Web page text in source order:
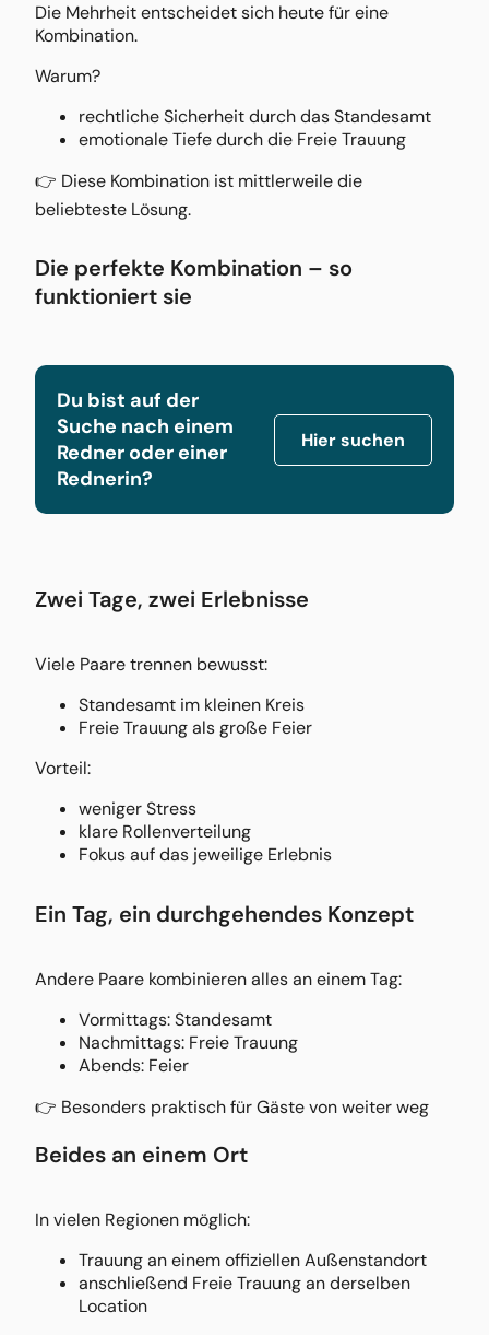
Die Mehrheit entscheidet sich heute für eine
Kombination.
Warum?
rechtliche Sicherheit durch das Standesamt
emotionale Tiefe durch die Freie Trauung
👉 Diese Kombination ist mittlerweile die
beliebteste Lösung.
Die perfekte Kombination – so
funktioniert sie
Du bist auf der
Suche nach einem
Redner oder einer
Rednerin?
Hier suchen
Zwei Tage, zwei Erlebnisse
Viele Paare trennen bewusst:
Standesamt im kleinen Kreis
Freie Trauung als große Feier
Vorteil:
weniger Stress
klare Rollenverteilung
Fokus auf das jeweilige Erlebnis
Ein Tag, ein durchgehendes Konzept
Andere Paare kombinieren alles an einem Tag:
Vormittags: Standesamt
Nachmittags: Freie Trauung
Abends: Feier
👉 Besonders praktisch für Gäste von weiter weg
Beides an einem Ort
In vielen Regionen möglich:
Trauung an einem offiziellen Außenstandort
anschließend Freie Trauung an derselben
Location